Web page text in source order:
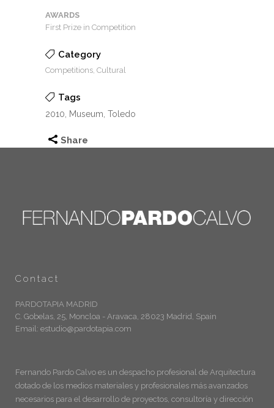
AWARDS
First Prize in Competition
Category
Competitions, Cultural
Tags
2010, Museum, Toledo
Share
Contact
PARDOTAPIA MADRID
C. Gobelas, 25, Moncloa - Aravaca, 28023 Madrid, Spain
Email: estudio@pardotapia.com
Fernando Pardo Calvo es un despacho profesional de Arquitectura
dotado de los medios materiales y profesionales más avanzados
necesarios para el desarrollo de proyectos, consultoría y dirección